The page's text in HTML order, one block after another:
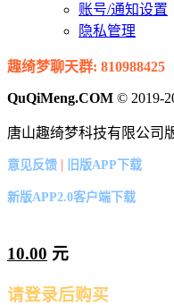
账号/通知设置
隐私管理
趣绮梦聊天群: 810988425
QuQiMeng.COM © 2019-
唐山趣绮梦科技有限公司
意见反馈 | 旧版APP下载
新版APP2.0客户端下载
10.00 元
请登录后购买